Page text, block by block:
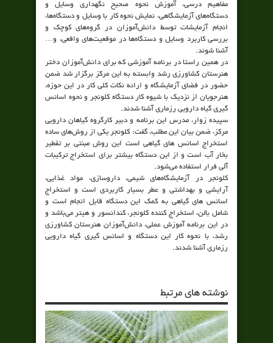
مفاهیم درسی، آموزش نحوه صحیح نگهداری وسایل و
دستگاه‌های آزمایشگاهی، نمایش نحوه کار با وسایل و دستگاه‌ها،
انجام آزمایشات توسط دانش‌آموزان در گروه‌های کوچک و
بررسی کاربرد وسایل و دستگاه‌ها در موقعیت‌های واقعی، و…
آشنا شوند.
در همین راستا در برنامه آموزشی که برای دانش‌آموزان دختر
هنرستان کشاورزی رشد وابسته به این مرکز برگزار شد ضمن
حضور در فضای آزمایشگاه و ارائه نکات کلی کار در این حوزه،
هنرجویان از نزدیک با شیوه کار دستگاه کلونجر و نحوه اسانس
گیری گیاه دارویی رزماری آشنا شدند.
سپیده زوار، مدرس این برنامه و دبیر کارگروه گیاهان دارویی
مرکز، ضمن بیان این مطلب، گفت: کلونجر یکی از روش‌های ساده
استخراج اسانس های گیاهی است این روش مبنتی بر تقطیر
بخار آب است و از این دستگاه بیشتر برای استخراج ترکیبات
آلی فرار استفاده می‌شود.
کلونجر در آزمایشگاه‌های شیمی، داروسازی، مواد غذایی،
آرایشی و بهداشتی و عطر بسیار کاربردی است و استخراج
اسانس های گیاهی به کمک این دستگاه قابل انجام است و
شامل بالن، استخراج کننده کلونجر، کندانسور و هیتر می‌باشد و
در این برنامه آموزش عملی، دانش‌آموزان هنرستان کشاورزی
رشد، با نحوه کار این دستگاه و اسانس گیری گیاه دارویی
رزماری آشنا شدند.
نوشته های مرتبط